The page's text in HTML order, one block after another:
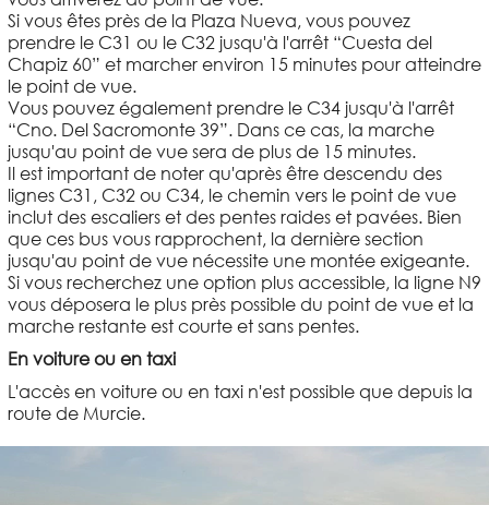
Si vous êtes près de la Plaza Nueva, vous pouvez
prendre le C31 ou le C32 jusqu'à l'arrêt “Cuesta del
Chapiz 60” et marcher environ 15 minutes pour atteindre
le point de vue.
Vous pouvez également prendre le C34 jusqu'à l'arrêt
“Cno. Del Sacromonte 39”. Dans ce cas, la marche
jusqu'au point de vue sera de plus de 15 minutes.
Il est important de noter qu'après être descendu des
lignes C31, C32 ou C34, le chemin vers le point de vue
inclut des escaliers et des pentes raides et pavées. Bien
que ces bus vous rapprochent, la dernière section
jusqu'au point de vue nécessite une montée exigeante.
Si vous recherchez une option plus accessible, la ligne N9
vous déposera le plus près possible du point de vue et la
marche restante est courte et sans pentes.
En voiture ou en taxi
L'accès en voiture ou en taxi n'est possible que depuis la
route de Murcie.